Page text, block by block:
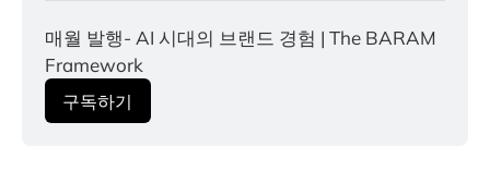
매월 발행- AI 시대의 브랜드 경험 | The BARAM
Framework
구독하기